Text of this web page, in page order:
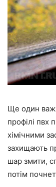
Ще один
профілі пвх
хімічними
захищають
шар змити,
потім